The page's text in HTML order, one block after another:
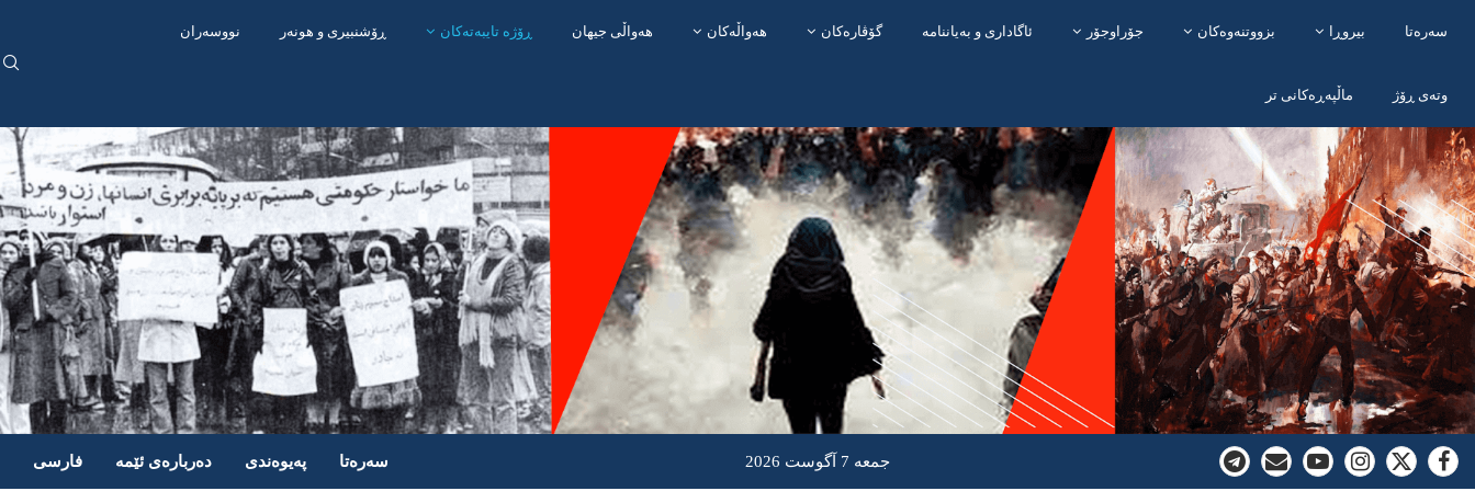
سەرەتا بیروڕا بزووتنەوەکان جۆراوجۆر ئاگاداری و بەیاننامە گۆڤارەکان هەواڵەکان هەواڵی جیهان ڕۆژە تایبەتەکان ڕۆشنبیری و هونەر نووسەران
وتەی ڕۆژ ماڵپەڕەکانی تر
جمعه 7 آگوست 2026 سەرەتا پەیوەندی دەربارەی ئێمە فارسی